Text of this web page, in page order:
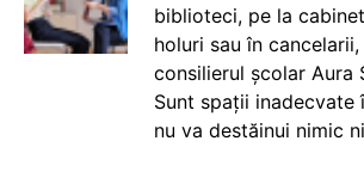
biblioteci, pe la
holuri sau în
consilierul școlar Aura
Sunt spații inadecvate
nu va destăinui nimic